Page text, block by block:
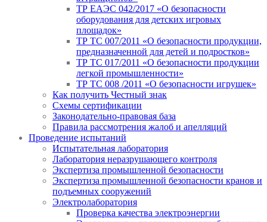
ТР ЕАЭС 042/2017 «О безопасности
оборудования для детских игровых
площадок»
ТР ТС 007/2011 «О безопасности продукции,
предназначенной для детей и подростков»
ТР ТС 017/2011 «О безопасности продукции
легкой промышленности»
ТР ТС 008 /2011 «О безопасности игрушек»
Как получить Честный знак
Схемы сертификации
Законодательно-правовая база
Правила рассмотрения жалоб и апелляций
Проведение испытаний
Испытательная лаборатория
Лаборатория неразрушающего контроля
Экспертиза промышленной безопасности
Экспертиза промышленной безопасности кранов и
подъемных сооружений
Электролаборатория
Проверка качества электроэнергии